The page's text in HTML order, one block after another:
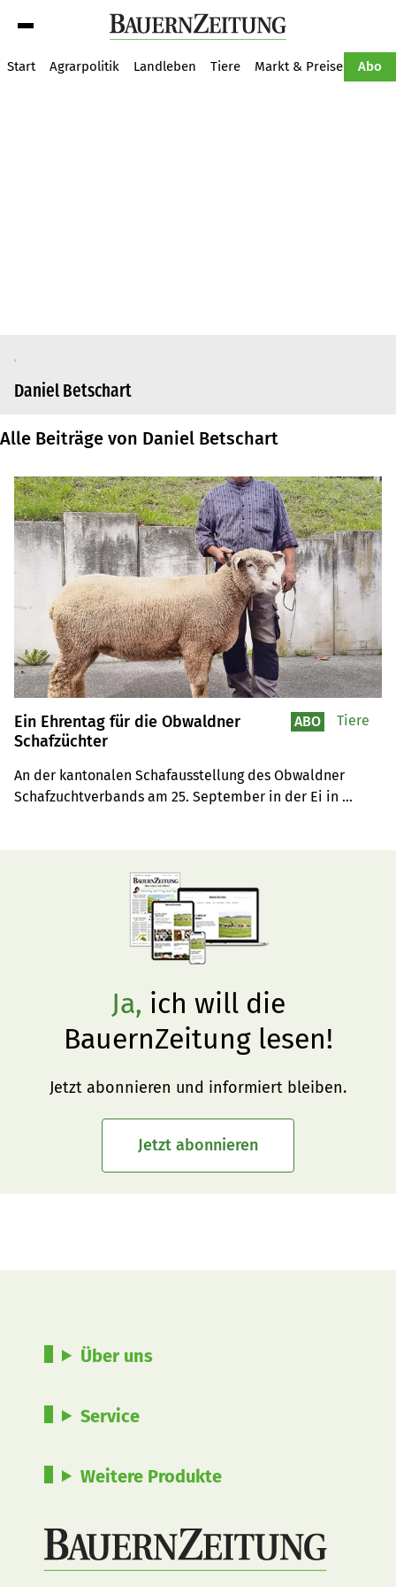
Start Agrarpolitik Landleben Tiere Markt & Preise Abo
Daniel Betschart
Alle Beiträge von Daniel Betschart
Ein Ehrentag für die Obwaldner
Schafzüchter
An der kantonalen Schafausstellung des Obwaldner
Schafzuchtverbands am 25. September in der Ei in
ABO Tiere
Ja, ich will die
BauernZeitung lesen!
Jetzt abonnieren und informiert bleiben.
Jetzt abonnieren
Über uns
Service
Weitere Produkte